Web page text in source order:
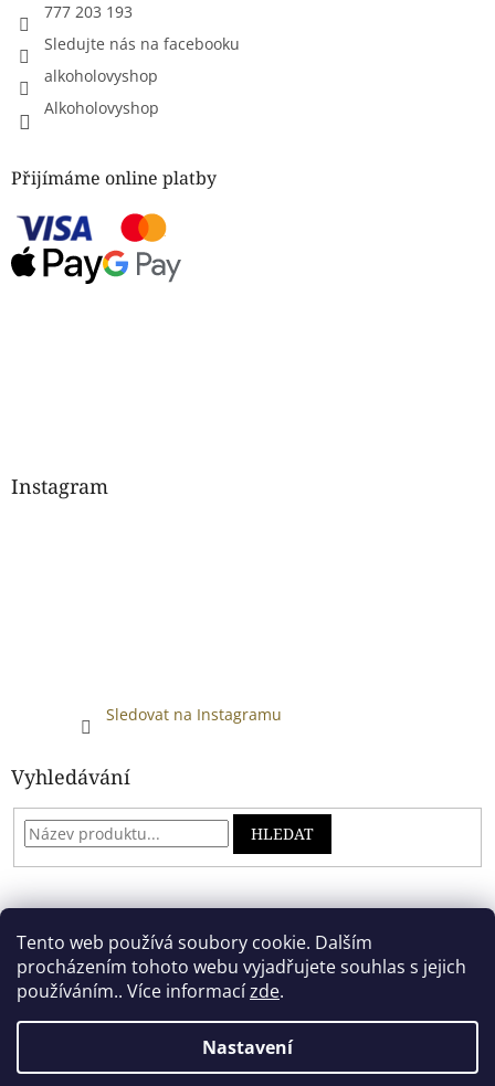
Tento web používá soubory cookie. Dalším
procházením tohoto webu vyjadřujete souhlas s jejich
používáním.. Více informacízde.
Nastavení
777 203 193
Sledujte nás na facebooku
alkoholovyshop
Alkoholovyshop
Přijímáme online platby
Instagram
Sledovat na Instagramu
Vyhledávání
HLEDAT
Vytvořil Shoptet